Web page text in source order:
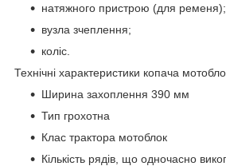
натяжного пристрою (для ременя);
вузла зчеплення;
коліс.
Технічні характеристики копача
Ширина захоплення 390 мм
Тип грохотна
Клас трактора мотоблок
Кількість рядів, що одночасно